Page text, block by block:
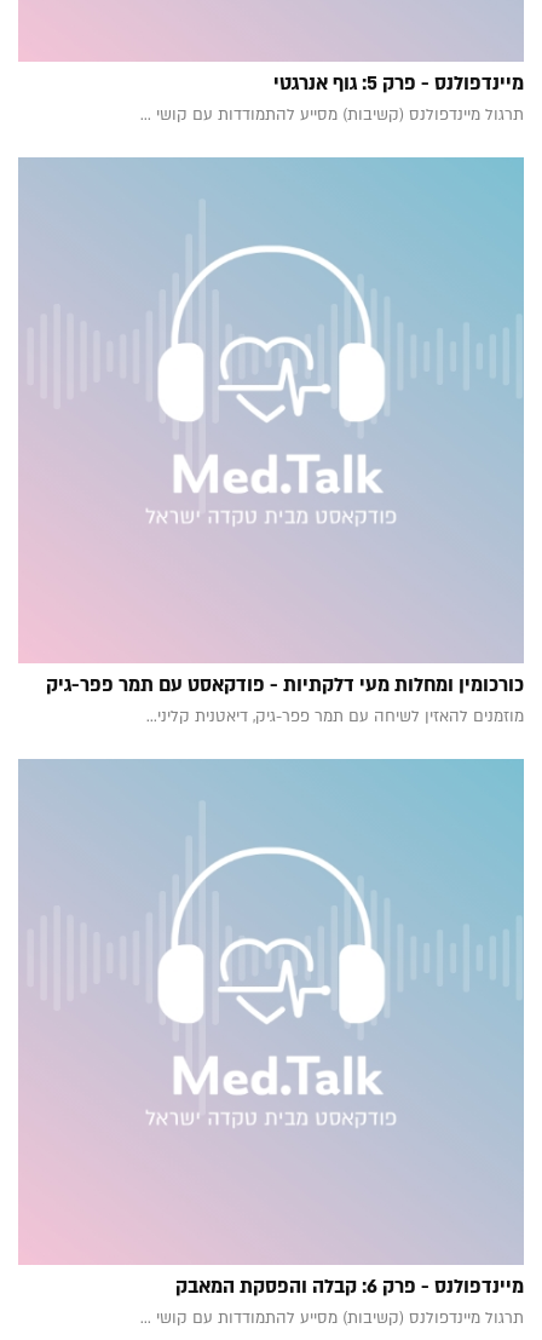
מיינדפולנס - פרק 5: גוף אנרגטי
תרגול מיינדפולנס (קשיבות) מסייע להתמודדות עם קושי ...
כורכומין ומחלות מעי דלקתיות - פודקאסט עם תמר פפר-גיק
מוזמנים להאזין לשיחה עם תמר פפר-גיק, דיאטנית קליני...
מיינדפולנס - פרק 6: קבלה והפסקת המאבק
תרגול מיינדפולנס (קשיבות) מסייע להתמודדות עם קושי ...